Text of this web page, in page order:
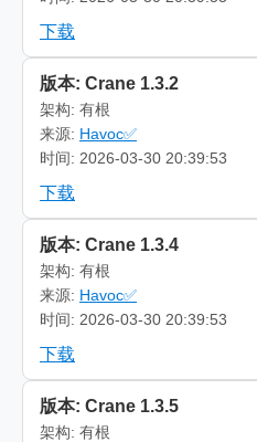
下载
版本: Crane 1.3.2
架构: 有根
来源: Havoc✅
时间: 2026-03-30 20:39:53
下载
版本: Crane 1.3.4
架构: 有根
来源: Havoc✅
时间: 2026-03-30 20:39:53
下载
版本: Crane 1.3.5
架构: 有根